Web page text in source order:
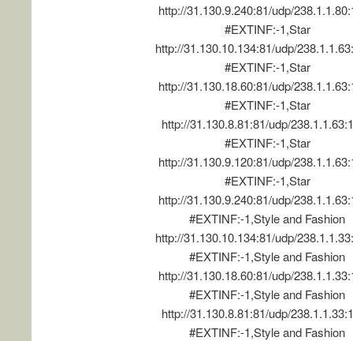
http://31.130.9.240:81/udp/
#EXTINF:-1,Star
http://31.130.10.134:81/udp/
#EXTINF:-1,Star
http://31.130.18.60:81/udp/
#EXTINF:-1,Star
http://31.130.8.81:81/udp/
#EXTINF:-1,Star
http://31.130.9.120:81/udp/
#EXTINF:-1,Star
http://31.130.9.240:81/udp/
#EXTINF:-1,Style and Fashion
http://31.130.10.134:81/udp/
#EXTINF:-1,Style and Fashion
http://31.130.18.60:81/udp/
#EXTINF:-1,Style and Fashion
http://31.130.8.81:81/udp/
#EXTINF:-1,Style and Fashion